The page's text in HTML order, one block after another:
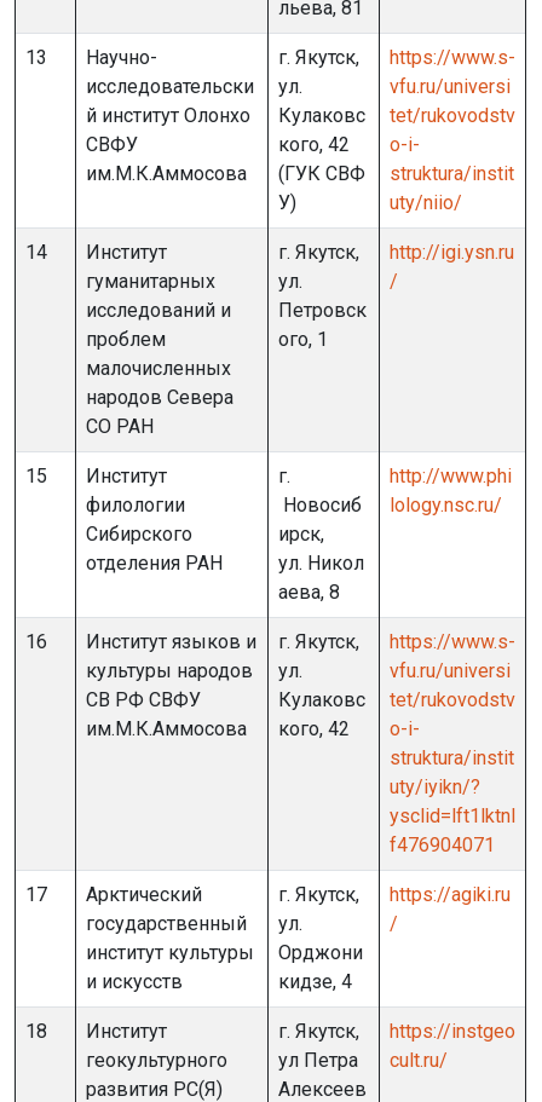
льева, 81
13
Научно-
исследовательски
й институт Олонхо
СВФУ
им.М.К.Аммосова
г. Якутск,
ул.
Кулаковс
кого, 42
(ГУК СВФ
У)
https://www.s-
vfu.ru/universi
tet/rukovodstv
o-i-
struktura/instit
uty/niio/
14
Институт
гуманитарных
исследований и
проблем
малочисленных
народов Севера
СО РАН
г. Якутск,
ул.
Петровск
ого, 1
http://igi.ysn.ru
/
15
Институт
филологии
Сибирского
отделения РАН
г.
Новосиб
ирск,
ул. Никол
аева, 8
http://www.phi
lology.nsc.ru/
16
Институт языков и
культуры народов
СВ РФ СВФУ
им.М.К.Аммосова
г. Якутск,
ул.
Кулаковс
кого, 42
https://www.s-
vfu.ru/universi
tet/rukovodstv
o-i-
struktura/instit
uty/iyikn/?
ysclid=lft1lktnl
f476904071
17
Арктический
государственный
институт культуры
и искусств
г. Якутск,
ул.
Орджони
кидзе, 4
https://agiki.ru
/
18
Институт
геокультурного
развития РС(Я)
г. Якутск,
ул Петра
Алексеев
https://instgeo
cult.ru/